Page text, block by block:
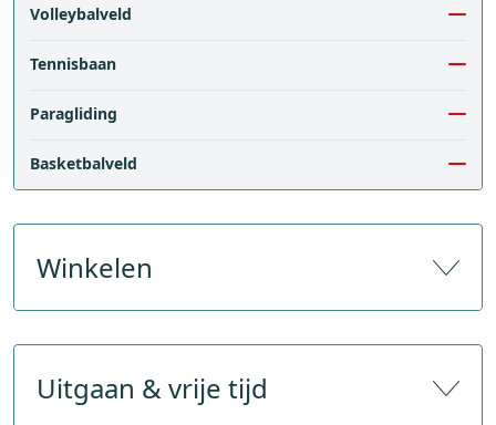
Volleybalveld
Tennisbaan
Paragliding
Basketbalveld
Winkelen
Aantal sportwinkels
Uitgaan & vrije tijd